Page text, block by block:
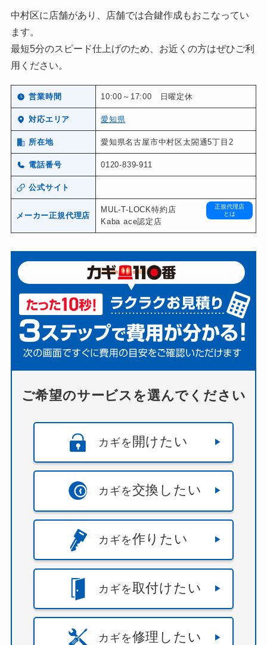
中村区に店舗があり、店舗では合鍵作成もおこなってい
ます。
最短5分のスピード仕上げのため、お近くの方はぜひご利
用ください。
営業時間 10:00～17:00 日曜定休
対応エリア 愛知県
所在地 愛知県名古屋市中村区太閤通5丁目2
電話番号 0120-839-911
公式サイト
メーカー正規代理店
MUL-T-LOCK特約店
Kaba ace認定店
正規代理店
とは
ご希望のサービスを選んでください
カギを 開けたい
カギを交換したい
カギを作りたい
カギを取付けたい
カギを修理したい